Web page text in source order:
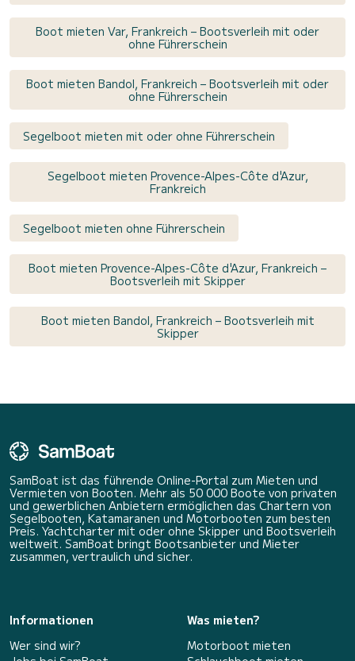
Boot mieten Var, Frankreich – Bootsverleih mit oder
ohne Führerschein
Boot mieten Bandol, Frankreich – Bootsverleih mit oder
ohne Führerschein
Segelboot mieten mit oder ohne Führerschein
Segelboot mieten Provence-Alpes-Côte d'Azur,
Frankreich
Segelboot mieten ohne Führerschein
Boot mieten Provence-Alpes-Côte d'Azur, Frankreich –
Bootsverleih mit Skipper
Boot mieten Bandol, Frankreich – Bootsverleih mit
Skipper
SamBoat ist das führende Online-Portal zum Mieten und
Vermieten von Booten. Mehr als 50 000 Boote von privaten
und gewerblichen Anbietern ermöglichen das Chartern von
Segelbooten, Katamaranen und Motorbooten zum besten
Preis. Yachtcharter mit oder ohne Skipper und Bootsverleih
weltweit. SamBoat bringt Bootsanbieter und Mieter
zusammen, vertraulich und sicher.
Informationen
Wer sind wir?
Was mieten?
Motorboot mieten